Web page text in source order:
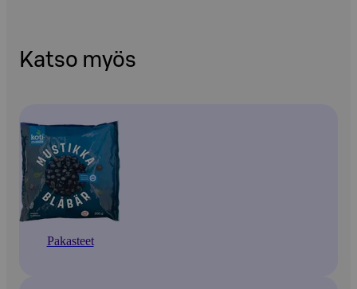
Katso myös
Pakasteet